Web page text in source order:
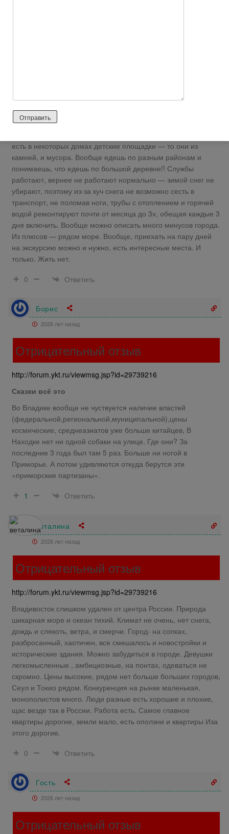
дорога или куча машин или обрыв (т.к город
многоуровнемый из-за гор). Двориков нет!!! Т.е хочешь
погулять с детьми, нужно специально ехать на набережную
есть в некоторых домах детские площадки — то они из
камней, и мусора. Вообще едешь по разным районам и
понимаешь, что едешь по большой деревне!! Службы
работают, вернее не работают нормально — зимой снег не
убирают, поэтому из-за куч снега не возможно сесть в
транспорт, не поломав ноги, трубы с отоплением и горячей
водой ремонтируют почти от месяца до 3х, обещая каждые 3
дня включить. Вообще можно описать много минусов города.
Из плюсов — рядом море. Вообще, приехать на пару дней
на экскурсию можно и нужно, есть интересные места. И
только. Жить нет.
0
Ответить
Борис
2026 лет назад
Отрицательный отзыв
http://forum.ykt.ru/viewmsg.jsp?id=29739216
Сказки всё это
Во Владике вообще не чуствуется наличие властей
(федеральной,региональной,муниципальной),цены
космические, среднеазиатов уже больше китайцев, В
Находке нет ни одной собаки на улице. Где они? За
последние 3 года был там 5 раз. Больше ни ногой в
Приморье. А потом удивляются откуда берутся эти
«приморские партизаны».
1
Ответить
веталина
2026 лет назад
Отрицательный отзыв
http://forum.ykt.ru/viewmsg.jsp?id=29739216
Владивосток слишком удален от центра России. Природа
шикарная море и океан тихий. Климат не очень, нет снега,
дождь и слякоть, ветра, и смерчи. Город- на сопках,
разбросанный, хаотичен, все смешалось и новостройки и
исторические здания. Можно забудиться в городе. Девушки
легкомысленные , амбициозные, на понтах, одеваться не
скромно. Цены высокие, рядом нет больше больших городов,
Сеул и Токио рядом. Конкуренция на рынке маленькая,
монополистов много. Люди разные есть хорошие и плохие,
щас везде так в России. Работа есть. Самое главное
квартиры дорогие, земли мало, есть оползни и квартиры Иза
этого дорогие.
0
Ответить
Гость
2026 лет назад
Отрицательный отзыв